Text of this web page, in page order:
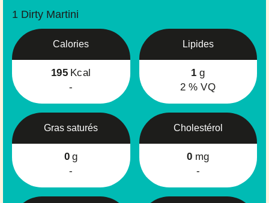
1 Dirty Martini
Calories
195 Kcal
-
Lipides
1 g
2 % VQ
Gras saturés
0 g
-
Cholestérol
0 mg
-